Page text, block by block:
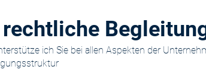
ich Sie bei allen Aspekten der